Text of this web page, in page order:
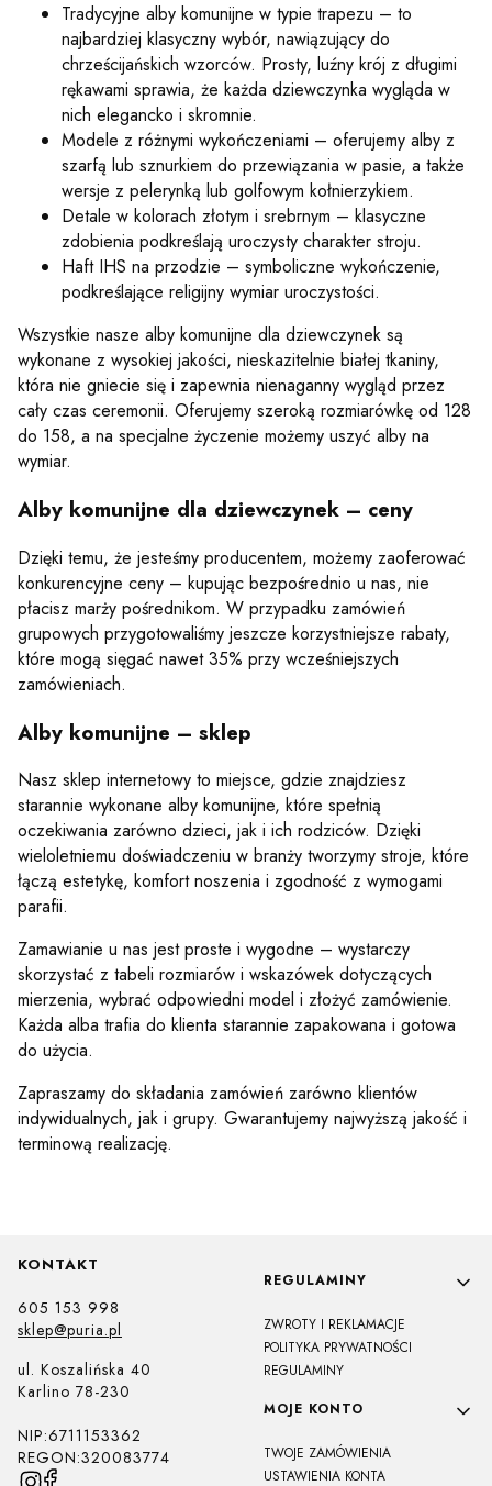
Tradycyjne alby komunijne w typie trapezu – to
najbardziej klasyczny wybór, nawiązujący do
chrześcijańskich wzorców. Prosty, luźny krój z długimi
rękawami sprawia, że każda dziewczynka wygląda w
nich elegancko i skromnie.
Modele z różnymi wykończeniami – oferujemy alby z
szarfą lub sznurkiem do przewiązania w pasie, a także
wersje z pelerynką lub golfowym kołnierzykiem.
Detale w kolorach złotym i srebrnym – klasyczne
zdobienia podkreślają uroczysty charakter stroju.
Haft IHS na przodzie – symboliczne wykończenie,
podkreślające religijny wymiar uroczystości.
Wszystkie nasze alby komunijne dla dziewczynek są
wykonane z wysokiej jakości, nieskazitelnie białej tkaniny,
która nie gniecie się i zapewnia nienaganny wygląd przez
cały czas ceremonii. Oferujemy szeroką rozmiarówkę od 128
do 158, a na specjalne życzenie możemy uszyć alby na
wymiar.
Alby komunijne dla dziewczynek – ceny
Dzięki temu, że jesteśmy producentem, możemy zaoferować
konkurencyjne ceny – kupując bezpośrednio u nas, nie
płacisz marży pośrednikom. W przypadku zamówień
grupowych przygotowaliśmy jeszcze korzystniejsze rabaty,
które mogą sięgać nawet 35% przy wcześniejszych
zamówieniach.
Alby komunijne – sklep
Nasz sklep internetowy to miejsce, gdzie znajdziesz
starannie wykonane alby komunijne, które spełnią
oczekiwania zarówno dzieci, jak i ich rodziców. Dzięki
wieloletniemu doświadczeniu w branży tworzymy stroje, które
łączą estetykę, komfort noszenia i zgodność z wymogami
parafii.
Zamawianie u nas jest proste i wygodne – wystarczy
skorzystać z tabeli rozmiarów i wskazówek dotyczących
mierzenia, wybrać odpowiedni model i złożyć zamówienie.
Każda alba trafia do klienta starannie zapakowana i gotowa
do użycia.
Zapraszamy do składania zamówień zarówno klientów
indywidualnych, jak i grupy. Gwarantujemy najwyższą jakość i
terminową realizację.
KONTAKT
605 153 998
sklep@puria.pl
ul. Koszalińska 40
Karlino 78-230
NIP:6711153362
REGON:320083774
Linki w stopce
REGULAMINY
ZWROTY I REKLAMACJE
POLITYKA PRYWATNOŚCI
REGULAMINY
MOJE KONTO
TWOJE ZAMÓWIENIA
USTAWIENIA KONTA